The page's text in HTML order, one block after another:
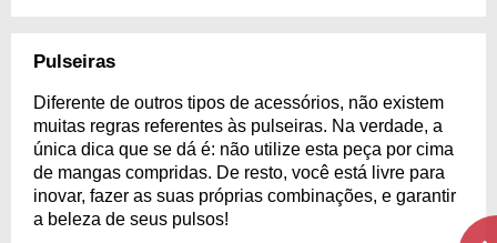
Pulseiras
Diferente de outros tipos de acessórios, não existem
muitas regras referentes às pulseiras. Na verdade, a
única dica que se dá é: não utilize esta peça por cima
de mangas compridas. De resto, você está livre para
inovar, fazer as suas próprias combinações, e garantir
a beleza de seus pulsos!